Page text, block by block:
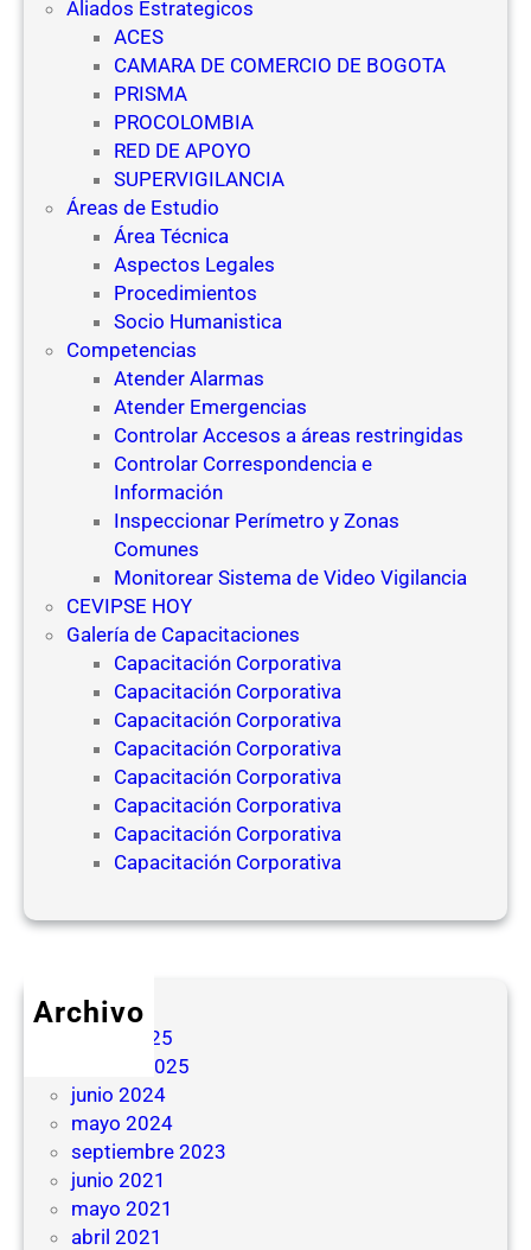
Aliados Estrategicos
ACES
CAMARA DE COMERCIO DE BOGOTA
PRISMA
PROCOLOMBIA
RED DE APOYO
SUPERVIGILANCIA
Áreas de Estudio
Área Técnica
Aspectos Legales
Procedimientos
Socio Humanistica
Competencias
Atender Alarmas
Atender Emergencias
Controlar Accesos a áreas restringidas
Controlar Correspondencia e
Información
Inspeccionar Perímetro y Zonas
Comunes
Monitorear Sistema de Video Vigilancia
CEVIPSE HOY
Galería de Capacitaciones
Capacitación Corporativa
Capacitación Corporativa
Capacitación Corporativa
Capacitación Corporativa
Capacitación Corporativa
Capacitación Corporativa
Capacitación Corporativa
Capacitación Corporativa
Archivo
mayo 2025
febrero 2025
junio 2024
mayo 2024
septiembre 2023
junio 2021
mayo 2021
abril 2021